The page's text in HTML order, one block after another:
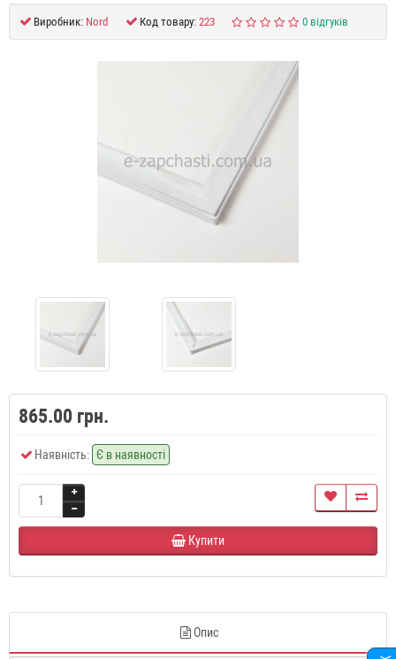
Виробник: Nord Код товару: 223 0 відгуків
865.00 грн.
Наявність: Є в наявності
Купити
Опис